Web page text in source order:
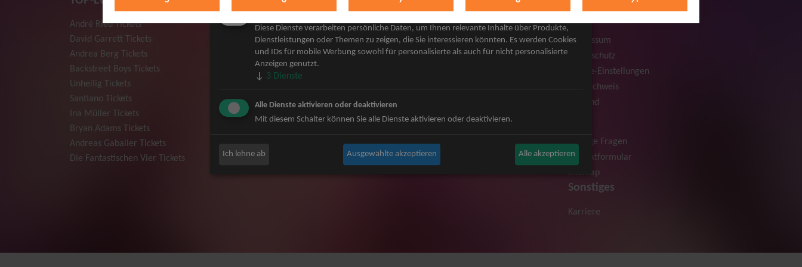
André Rieu Tickets
David Garrett Tickets
Andrea Berg Tickets
Backstreet Boys Tickets
Unheilig Tickets
Santiano Tickets
Ina Müller Tickets
Bryan Adams Tickets
Andreas Gabalier Tickets
Die Fantastischen Vier Tickets
Herbert Grönemeyer Tickets
Deep Purple Tickets
Howard Carpendale Tickets
Jan Delay & Disko No.1 Tickets
Bob Dylan Tickets
Mark Forster Tickets
Niedeckens BAP Tickets
Judas Priest Tickets
The BossHoss Tickets
Silbermond Tickets
Simple Plan Tickets
Beatrice Egli Tickets
Roland Kaiser Tickets
AGB
Impressum
Datenschutz
Cookie-Einstellungen
Bildnachweis
Versand
Häufige Fragen
Kontaktformular
Sitemap
Sonstiges
Karriere
Marketing
Diese Dienste verarbeiten persönliche Daten, um Ihnen relevante Inhalte über Produkte,
Dienstleistungen oder Themen zu zeigen, die Sie interessieren könnten. Es werden Cookies
und IDs für mobile Werbung sowohl für personalisierte als auch für nicht personalisierte
Anzeigen genutzt.
↓ 3 Dienste
Alle Dienste aktivieren oder deaktivieren
Mit diesem Schalter können Sie alle Dienste aktivieren oder deaktivieren.
Ich lehne ab Ausgewählte akzeptieren Alle akzeptieren